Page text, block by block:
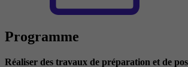
Programme
Réaliser des travaux de préparation et de